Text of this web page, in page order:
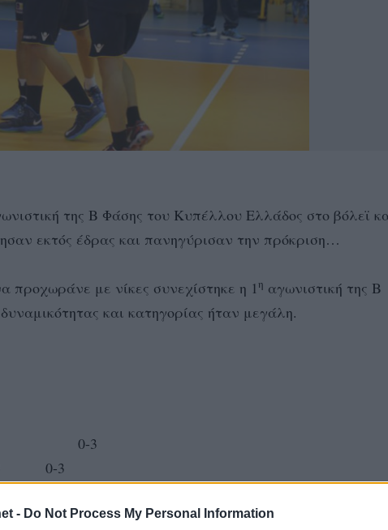
- Do Not Process My Personal Information
της Β Φάσης του Κυπέλλου Ελλάδος στο βόλεϊ
εκτός έδρας και πανηγύρισαν την πρόκριση…
προχωράνε με νίκες συνεχίστηκε η 1 η αγωνιστική της Β
και κατηγορίας ήταν μεγάλη.
0-3
0-3
3-1
3-0